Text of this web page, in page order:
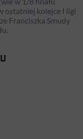
ostatniej kolejce I ligi
Franciszka Smudy